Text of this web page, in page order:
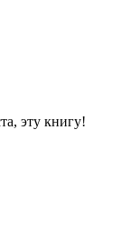
эту книгу!